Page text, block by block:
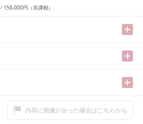
150,000円（非課税）
内容に相違があった場合はこちらから